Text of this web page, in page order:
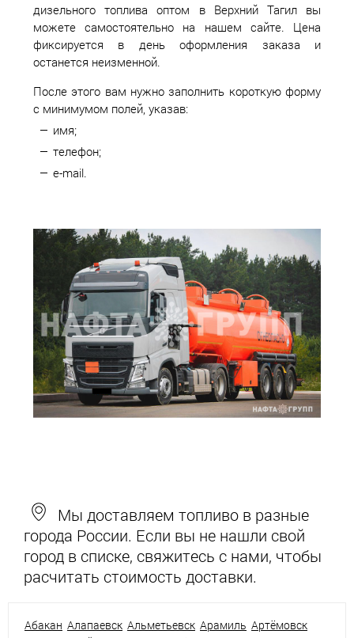
дизельного топлива оптом в Верхний Тагил вы
можете самостоятельно на нашем сайте. Цена
фиксируется в день оформления заказа и
останется неизменной.
После этого вам нужно заполнить короткую форму
с минимумом полей, указав:
имя;
телефон;
e-mail.
Мы доставляем топливо в разные
города России. Если вы не нашли свой
город в списке, свяжитесь с нами, чтобы
расчитать стоимость доставки.
Абакан Алапаевск Альметьевск Арамиль Артёмовск